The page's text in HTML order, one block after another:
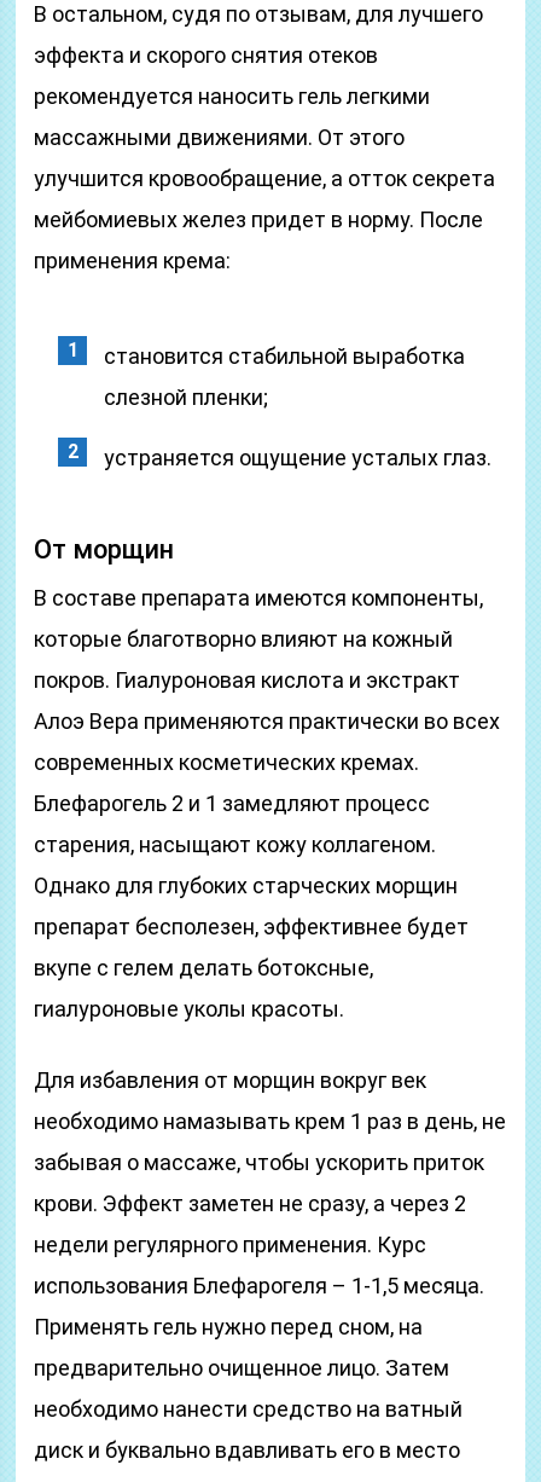
В остальном, судя по отзывам, для лучшего
эффекта и скорого снятия отеков
рекомендуется наносить гель легкими
массажными движениями. От этого
улучшится кровообращение, а отток секрета
мейбомиевых желез придет в норму. После
применения крема:
становится стабильной выработка
слезной пленки;
устраняется ощущение усталых глаз.
От морщин
В составе препарата имеются компоненты,
которые благотворно влияют на кожный
покров. Гиалуроновая кислота и экстракт
Алоэ Вера применяются практически во всех
современных косметических кремах.
Блефарогель 2 и 1 замедляют процесс
старения, насыщают кожу коллагеном.
Однако для глубоких старческих морщин
препарат бесполезен, эффективнее будет
вкупе с гелем делать ботоксные,
гиалуроновые уколы красоты.
Для избавления от морщин вокруг век
необходимо намазывать крем 1 раз в день, не
забывая о массаже, чтобы ускорить приток
крови. Эффект заметен не сразу, а через 2
недели регулярного применения. Курс
использования Блефарогеля – 1-1,5 месяца.
Применять гель нужно перед сном, на
предварительно очищенное лицо. Затем
необходимо нанести средство на ватный
диск и буквально вдавливать его в место